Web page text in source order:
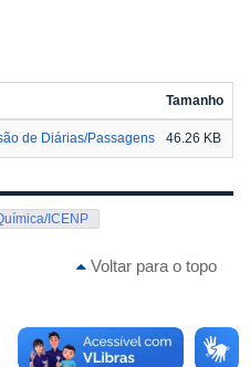
Tamanho
de Diárias/Passagens 46.26 KB
ICENP
Voltar para o topo